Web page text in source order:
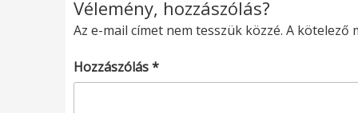
Vélemény, hozzászólás?
Az e-mail címet nem tesszük közzé. A kötelező
Hozzászólás*